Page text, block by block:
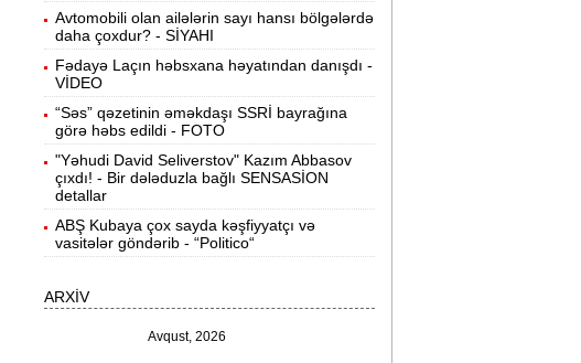
Azərbaycanda icra başçısı olmayan
rayonlar - SİYAHI
10:17
Bağlanan universitetin müəllimləri
narazıdır -İşsiz qalıblar
10:02 Pakistanda leysan yağışları -150-dən
çox insan ölüb
9:48
II Qaregin məhkəmə qarşısına çıxarılır -
Ermənistan tarixində ilk
gözlənilir“ -
Ən çox çörək və ət yeyən bölgələr -
Avtomobili olan ailələrin sayı hansı bölgələrdə
daha çoxdur? - SİYAHI
Fədayə Laçın həbsxana həyatından danışdı -
VİDEO
“Səs” qəzetinin əməkdaşı SSRİ bayrağına
görə həbs edildi - FOTO
"Yəhudi David Seliverstov" Kazım Abbasov
çıxdı! - Bir dələduzla bağlı SENSASİON
detallar
ABŞ Kubaya çox sayda kəşfiyyatçı və
vasitələr göndərib - “Politico“
ARXİV
Avqust, 2026